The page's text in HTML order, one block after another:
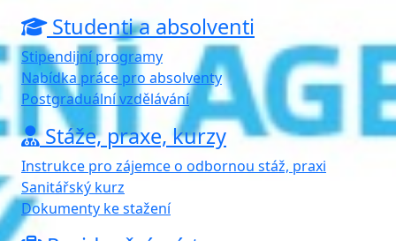
Studenti a absolventi
Stipendijní programy
Nabídka práce pro absolventy
Postgraduální vzdělávání
Stáže, praxe, kurzy
Instrukce pro zájemce o odbornou stáž, praxi
Sanitářský kurz
Dokumenty ke stažení